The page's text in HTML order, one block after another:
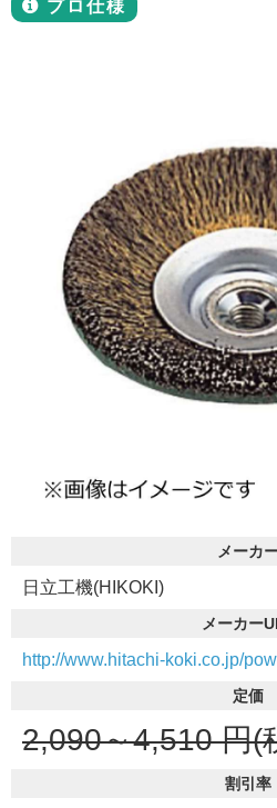
プロ仕様
メーカ
日立工機(HIKOKI)
メーカー
http://www.hitachi-koki.co.jp/
定価
2,090～4,510 円(
割引率